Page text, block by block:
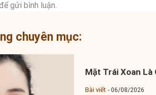
gửi bình luận.
chuyên mục:
Mặt Trái Xoan Là
Bài viết 06/08/2026